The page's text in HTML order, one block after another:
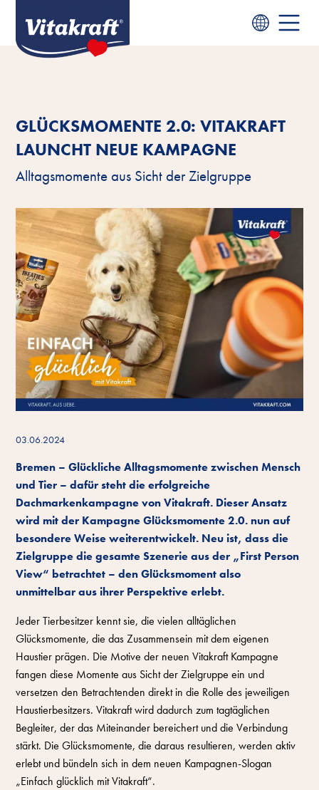
GLÜCKSMOMENTE 2.0: VITAKRAFT
LAUNCHT NEUE KAMPAGNE
Alltagsmomente aus Sicht der Zielgruppe
03.06.2024
Bremen – Glückliche Alltagsmomente zwischen Mensch
und Tier – dafür steht die erfolgreiche
Dachmarkenkampagne von Vitakraft. Dieser Ansatz
wird mit der Kampagne Glücksmomente 2.0. nun auf
besondere Weise weiterentwickelt. Neu ist, dass die
Zielgruppe die gesamte Szenerie aus der „First Person
View“ betrachtet – den Glücksmoment also
unmittelbar aus ihrer Perspektive erlebt.
Jeder Tierbesitzer kennt sie, die vielen alltäglichen
Glücksmomente, die das Zusammensein mit dem eigenen
Haustier prägen. Die Motive der neuen Vitakraft Kampagne
fangen diese Momente aus Sicht der Zielgruppe ein und
versetzen den Betrachtenden direkt in die Rolle des jeweiligen
Haustierbesitzers. Vitakraft wird dadurch zum tagtäglichen
Begleiter, der das Miteinander bereichert und die Verbindung
stärkt. Die Glücksmomente, die daraus resultieren, werden aktiv
erlebt und bündeln sich in dem neuen Kampagnen-Slogan
„Einfach glücklich mit Vitakraft“.